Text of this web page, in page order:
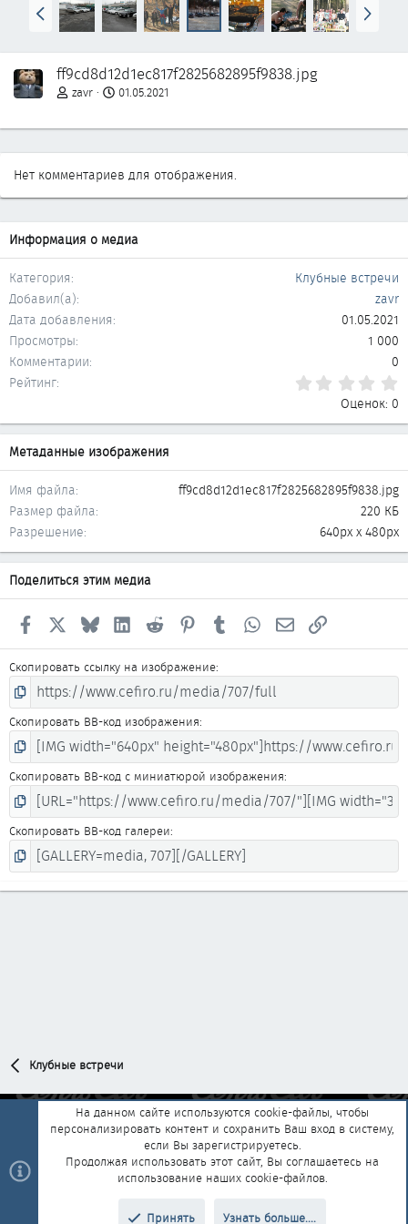
Н
а
а
д
В
п
р
ff9cd8d12d1ec817f2825682895f9838.jpg
zavr 01.05.2021
Нет комментариев для отображения.
Информация о медиа
Категория
Клубные встречи
Добавил(а)
zavr
Дата добавления
01.05.2021
Просмотры
1 000
Комментарии
0
Рейтинг
Оценок: 0
Метаданные изображения
Имя файла
ff9cd8d12d1ec817f2825682895f9838.jpg
Размер файла
220 КБ
Разрешение
640px x 480px
Поделиться этим медиа
Facebook Bluesky LinkedInReddit PinterestTumblr WhatsAppЭлектронная почта
Ссылка
Скопировать ссылку на изображение
Скопировать BB-код изображения
Скопировать BB-код с миниатюрой изображения
Скопировать BB-код галереи
Клубные встречи
Обратная связь
Условия и правила
Политика конфиденциальности
Помощь Главная
R
®
На данном сайте используются cookie-файлы, чтобы
персонализировать контент и сохранить Ваш вход в систему,
если Вы зарегистрируетесь.
Продолжая использовать этот сайт, Вы соглашаетесь на
использование наших cookie-файлов.
Принять Узнать больше....